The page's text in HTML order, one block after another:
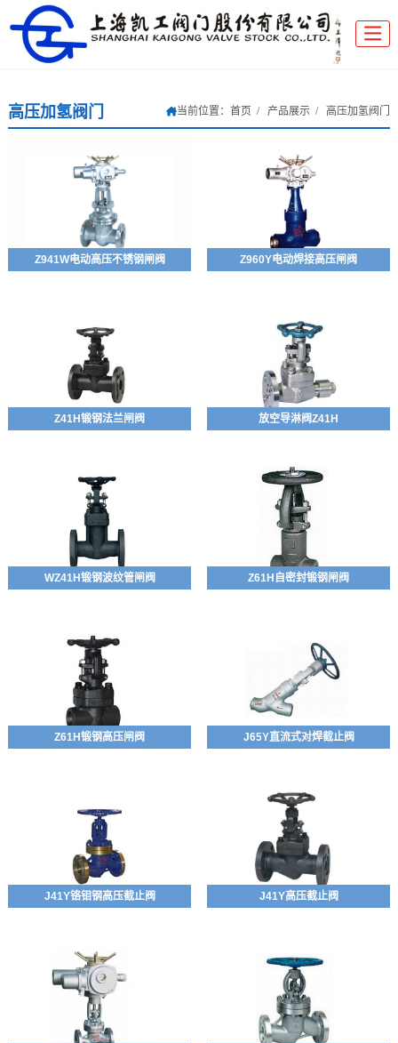
高压加氢阀门 当前位置： 首页 产品展示 高压加氢阀门
Z941W电动高压不锈钢闸阀 Z960Y电动焊接高压闸阀
Z41H锻钢法兰闸阀 放空导淋阀Z41H
WZ41H锻钢波纹管闸阀 Z61H自密封锻钢闸阀
Z61H锻钢高压闸阀 J65Y直流式对焊截止阀
J41Y铬钼钢高压截止阀 J41Y高压截止阀